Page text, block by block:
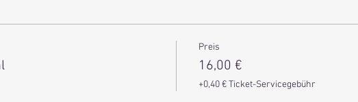
Preis
16,00 €
+0,40 € Ticket-Servicegebühr